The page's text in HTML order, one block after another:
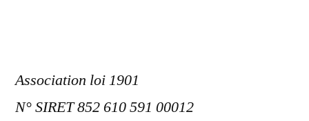
Association loi 1901
N° SIRET 852 610 591 00012